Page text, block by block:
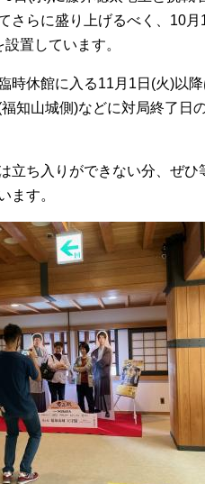
さらに盛り上げるべく、10
置しています。
時休館に入る11月1日(火)以
知山城側)などに対局終了日
立ち入りができない分、ぜ
ます。​